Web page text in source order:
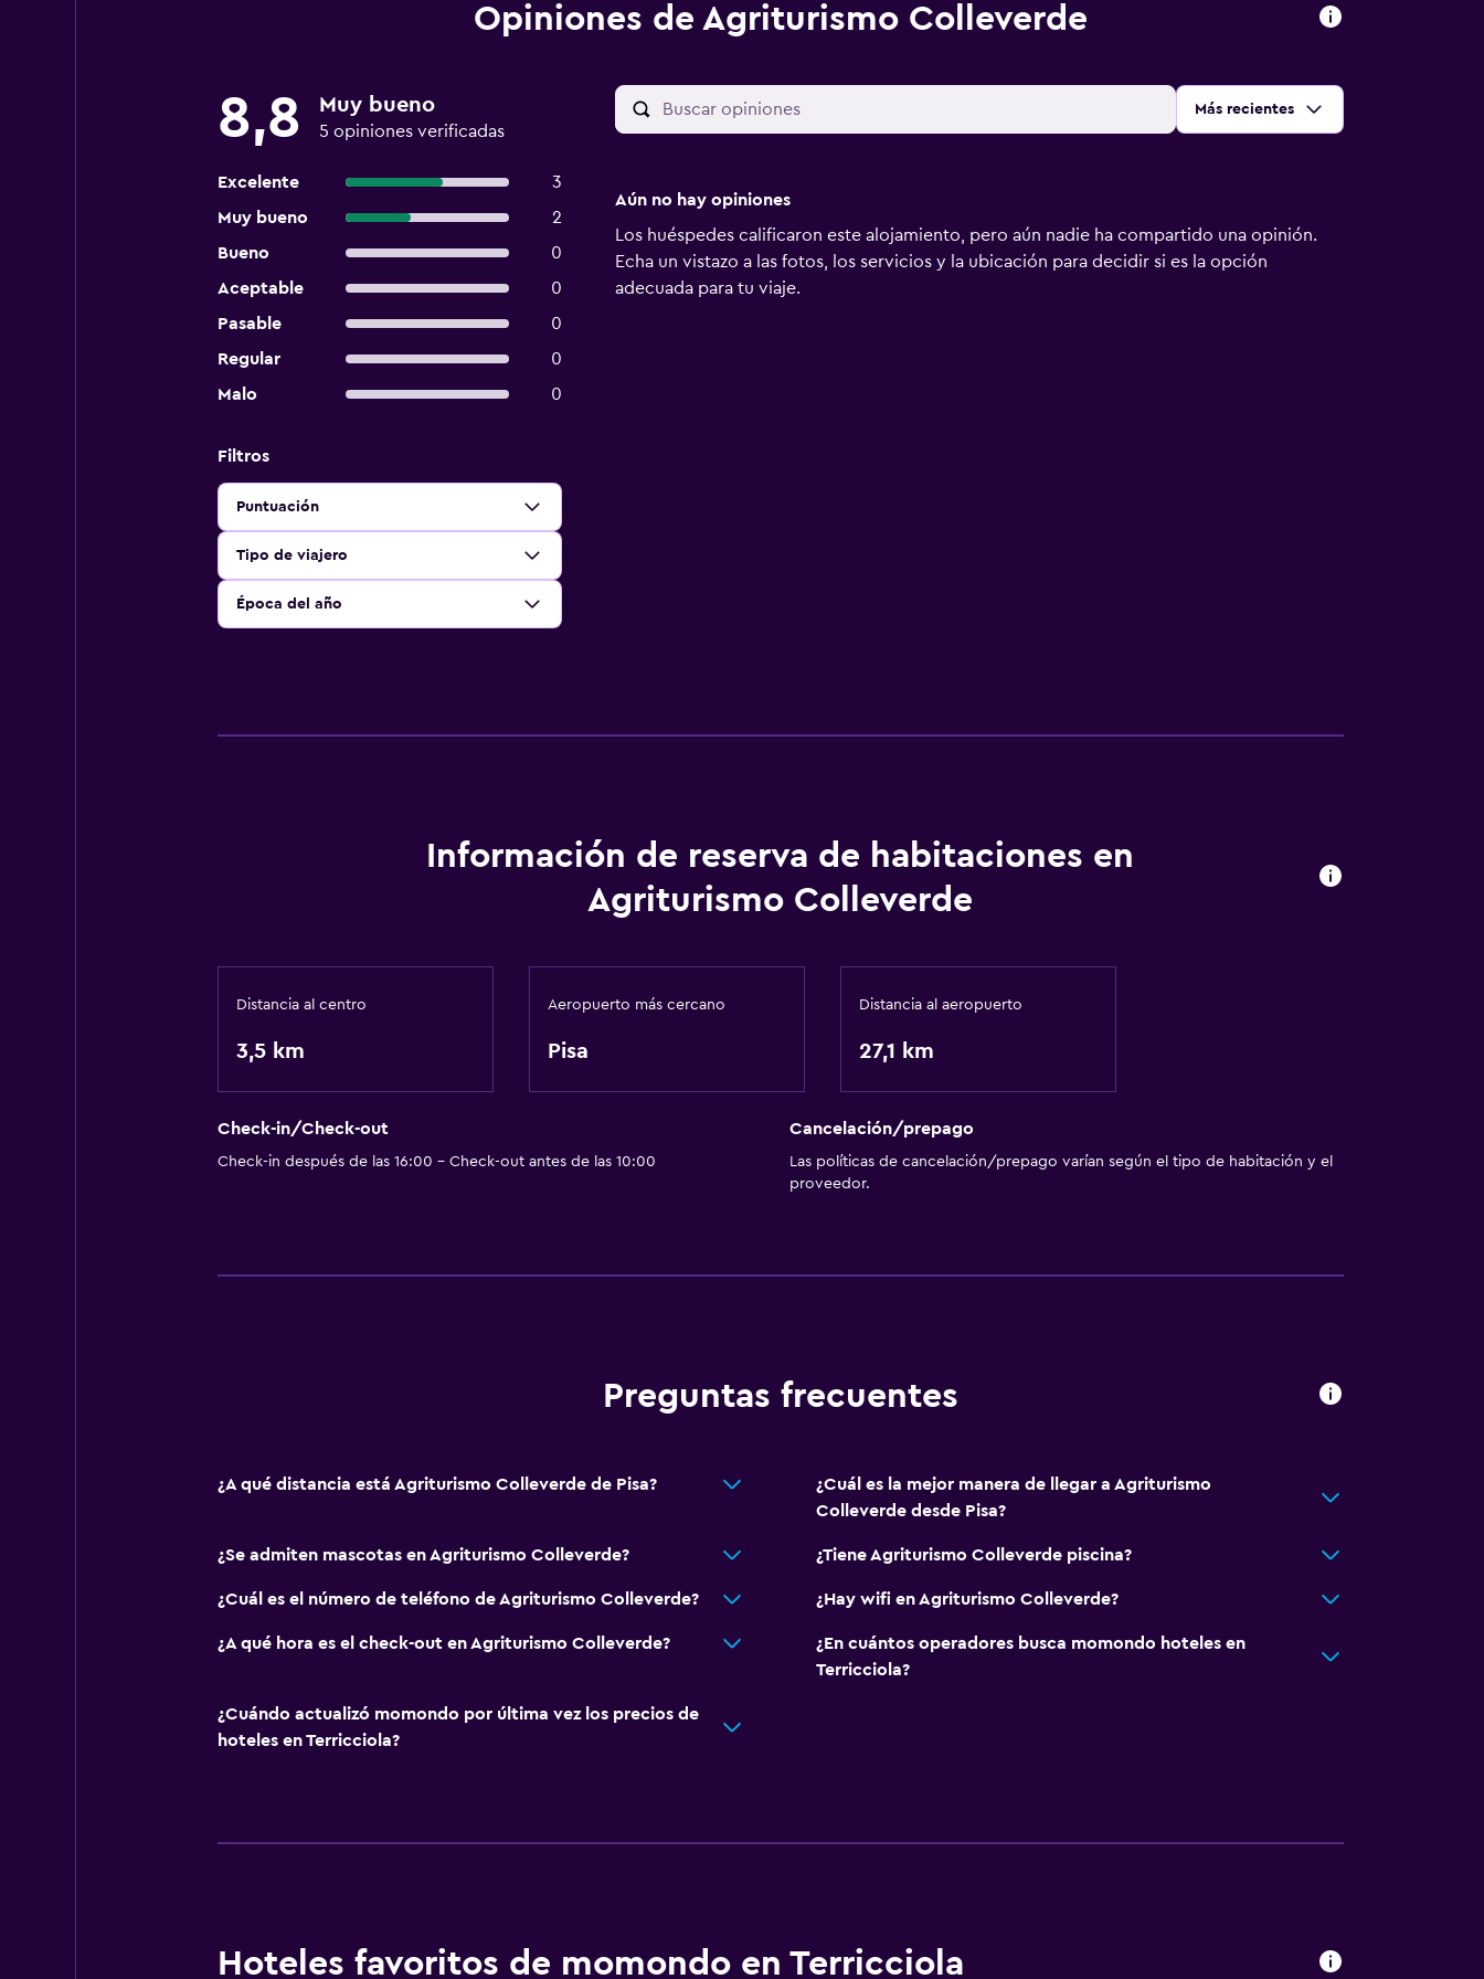
Opiniones de Agriturismo Colleverde
8,8 Muy bueno
5 opiniones verificadas
Excelente
3
Muy bueno
2
Bueno
0
Aceptable
0
Pasable
0
Regular
0
Malo
0
Ordenar por:
Más recientes
Filtros
Puntuación
Tipo de viajero
Época del año
Aún no hay opiniones
Los huéspedes calificaron este alojamiento, pero aún nadie ha compartido una opinión.
Echa un vistazo a las fotos, los servicios y la ubicación para decidir si es la opción
adecuada para tu viaje.
Información de reserva de habitaciones en
Agriturismo Colleverde
Distancia al centro
3,5 km
Aeropuerto más cercano
Pisa
Distancia al aeropuerto
27,1 km
Check-in/Check-out
Check-in después de las 16:00 - Check-out antes de las 10:00
Cancelación/prepago
Las políticas de cancelación/prepago varían según el tipo de habitación y el
proveedor.
Preguntas frecuentes
¿A qué distancia está Agriturismo Colleverde de Pisa?
¿Cuál es la mejor manera de llegar a Agriturismo
Colleverde desde Pisa?
¿Se admiten mascotas en Agriturismo Colleverde? ¿Tiene Agriturismo Colleverde piscina?
¿Cuál es el número de teléfono de Agriturismo Colleverde? ¿Hay wifi en Agriturismo Colleverde?
¿A qué hora es el check-out en Agriturismo Colleverde?
¿En cuántos operadores busca momondo hoteles en
Terricciola?
¿Cuándo actualizó momondo por última vez los precios de
hoteles en Terricciola?
Hoteles favoritos de momondo en Terricciola